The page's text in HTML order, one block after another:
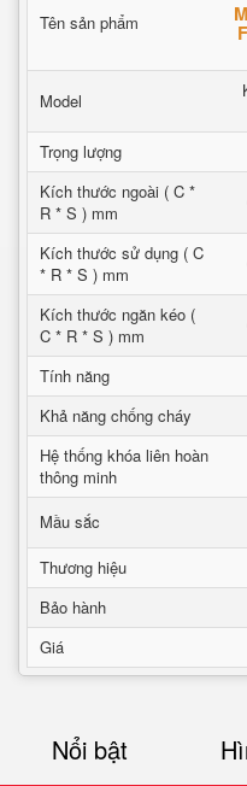
Tên sản phẩm
Model
Trọng lượng
Kích thước ngoài ( C *
R * S ) mm
Kích thước sử dụng ( C
* R * S ) mm
Kích thước ngăn kéo (
C * R * S ) mm
Tính năng
Khả năng chống cháy
Hệ thống khóa liên hoàn
thông minh
Mầu sắc
Thương hiệu
Bảo hành
Giá
Nổi bật